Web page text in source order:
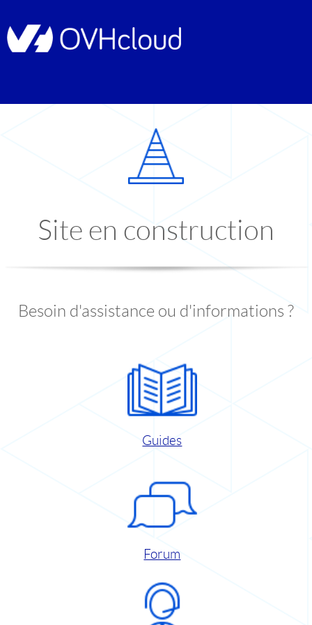
Site en construction
Besoin d'assistance ou d'informations ?
Guides
Forum